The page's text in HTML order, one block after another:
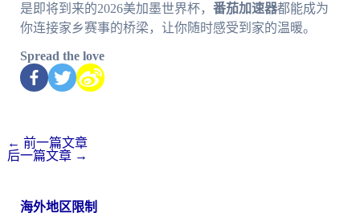
是即将到来的2026美加墨世界杯， 番茄加速器都能成为
你连接家乡赛事的桥梁，让你随时感受到家的温暖。
Spread the love
← 前一篇文章
后一篇文章 →
海外地区限制